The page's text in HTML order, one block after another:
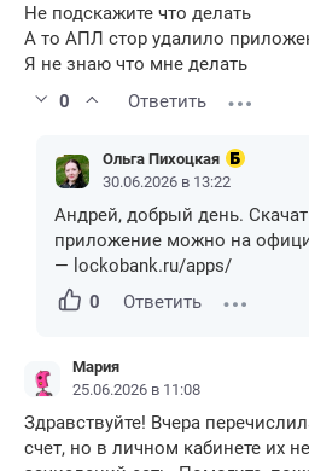
Не подскажите что делать
А то АПЛ стор удалило
Я не знаю что мне делать
0
Ответить
Ольга Пихоцкая
30.06.2026 в 13:22
Андрей, добрый день.
приложение можно на
— lockobank.ru/apps/
0
Ответить
Мария
25.06.2026 в 11:08
Здравствуйте! Вчера
счет, но в личном кабинете их